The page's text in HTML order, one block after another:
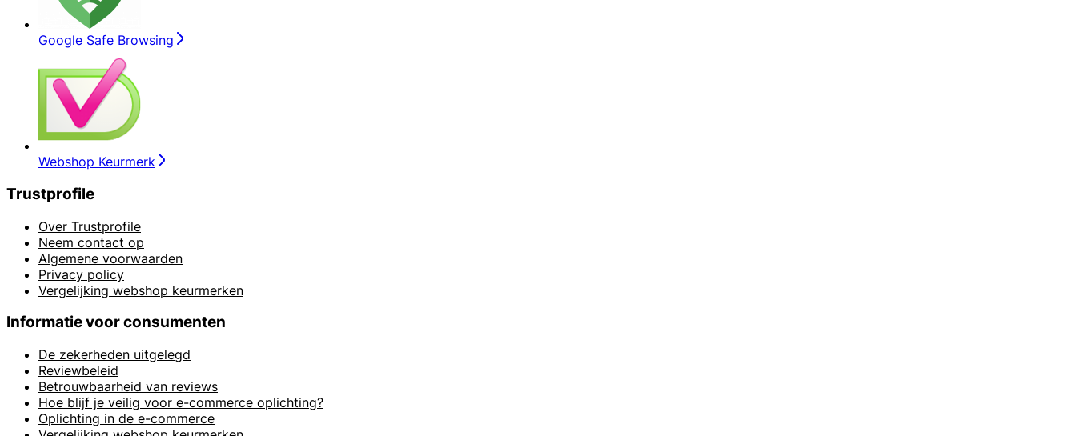
Google Safe Browsing
Webshop Keurmerk
Trustprofile
Over Trustprofile
Neem contact op
Algemene voorwaarden
Privacy policy
Vergelijking webshop keurmerken
Informatie voor consumenten
De zekerheden uitgelegd
Reviewbeleid
Betrouwbaarheid van reviews
Hoe blijf je veilig voor e-commerce oplichting?
Oplichting in de e-commerce